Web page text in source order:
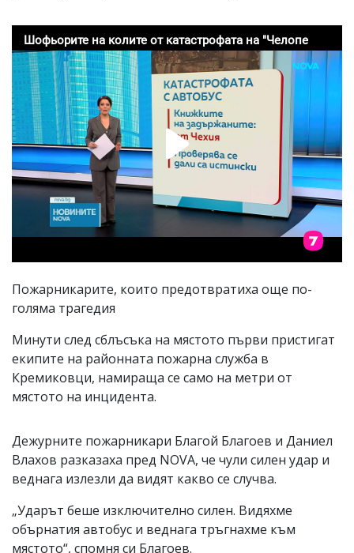
Пожарникарите, които предотвратиха още по-
голяма трагедия
Минути след сблъсъка на мястото първи пристигат
екипите на районната пожарна служба в
Кремиковци, намираща се само на метри от
мястото на инцидента.
Дежурните пожарникари Благой Благоев и Даниел
Влахов разказаха пред NOVA, че чули силен удар и
веднага излезли да видят какво се случва.
„Ударът беше изключително силен. Видяхме
обърнатия автобус и веднага тръгнахме към
мястото“, спомня си Благоев.